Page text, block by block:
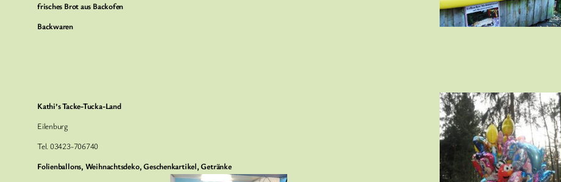
frisches Brot aus Backofen
Backwaren
Kathi’s Tacke-Tucka-Land
Eilenburg
Tel. 03423-706740
Folienballons, Weihnachtsdeko, Geschenkartikel, Getränke